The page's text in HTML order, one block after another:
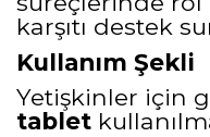
karşıtı destek
Kullanım Şekli
Yetişkinler için
tablet